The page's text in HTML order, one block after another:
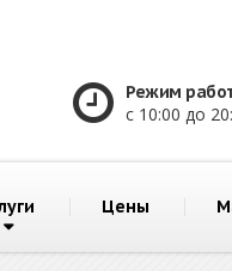
Режим
с 10:00 до
Цены